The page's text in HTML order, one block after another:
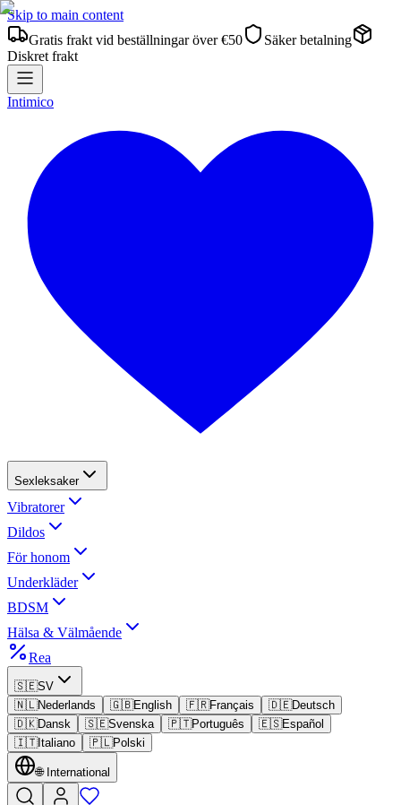
Skip to main content
Gratis frakt vid beställningar över €50
Säker betalning
Diskret frakt
Intimico
Sexleksaker
Vibratorer
Dildos
För honom
Underkläder
BDSM
Hälsa & Välmående
Rea
🇸🇪SV
🇳🇱Nederlands 🇬🇧English 🇫🇷Français 🇩🇪Deutsch
🇩🇰Dansk 🇸🇪Svenska 🇵🇹Português 🇪🇸Español
🇮🇹Italiano 🇵🇱Polski
🌐 International